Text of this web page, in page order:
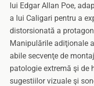
lui Edgar Allan Poe,
a lui Caligari pentru a
distorsionată a
Manipulările adiţionale
abile secvenţe de
patologie extremă şi de
sugestiilor vizuale şi